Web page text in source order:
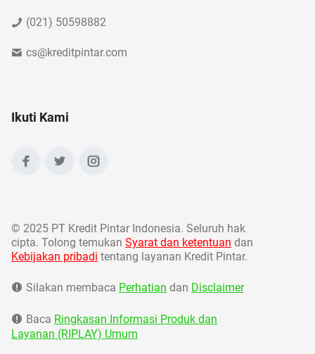
(021) 50598882
cs@kreditpintar.com
Ikuti Kami
© 2025 PT Kredit Pintar Indonesia. Seluruh hak
cipta. Tolong temukan Syarat dan ketentuan dan
Kebijakan pribadi tentang layanan Kredit Pintar.
Silakan membaca Perhatian dan Disclaimer
Baca Ringkasan Informasi Produk dan
Layanan (RIPLAY) Umum